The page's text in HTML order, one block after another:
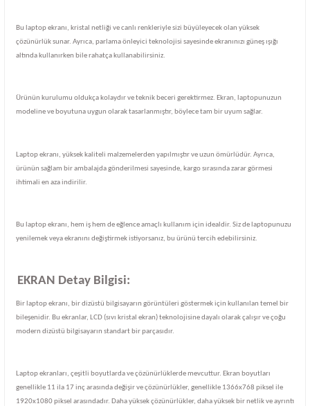
Bu laptop ekranı, kristal netliği ve canlı renkleriyle sizi büyüleyecek olan yüksek
çözünürlük sunar. Ayrıca, parlama önleyici teknolojisi sayesinde ekranınızı güneş ışığı
altında kullanırken bile rahatça kullanabilirsiniz.
Ürünün kurulumu oldukça kolaydır ve teknik beceri gerektirmez. Ekran, laptopunuzun
modeline ve boyutuna uygun olarak tasarlanmıştır, böylece tam bir uyum sağlar.
Laptop ekranı, yüksek kaliteli malzemelerden yapılmıştır ve uzun ömürlüdür. Ayrıca,
ürünün sağlam bir ambalajda gönderilmesi sayesinde, kargo sırasında zarar görmesi
ihtimali en aza indirilir.
Bu laptop ekranı, hem iş hem de eğlence amaçlı kullanım için idealdir. Siz de laptopunuzu
yenilemek veya ekranını değiştirmek istiyorsanız, bu ürünü tercih edebilirsiniz.
EKRAN Detay Bilgisi:
Bir laptop ekranı, bir dizüstü bilgisayarın görüntüleri göstermek için kullanılan temel bir
bileşenidir. Bu ekranlar, LCD (sıvı kristal ekran) teknolojisine dayalı olarak çalışır ve çoğu
modern dizüstü bilgisayarın standart bir parçasıdır.
Laptop ekranları, çeşitli boyutlarda ve çözünürlüklerde mevcuttur. Ekran boyutları
genellikle 11 ila 17 inç arasında değişir ve çözünürlükler, genellikle 1366x768 piksel ile
1920x1080 piksel arasındadır. Daha yüksek çözünürlükler, daha yüksek bir netlik ve ayrıntı